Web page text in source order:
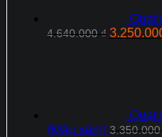
Quạt
4.640.000₫ Giá
Quạt
(Màu xám)